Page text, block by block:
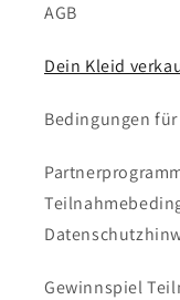
AGB
Dein Kleid
Bedingungen
Gewinnspiel